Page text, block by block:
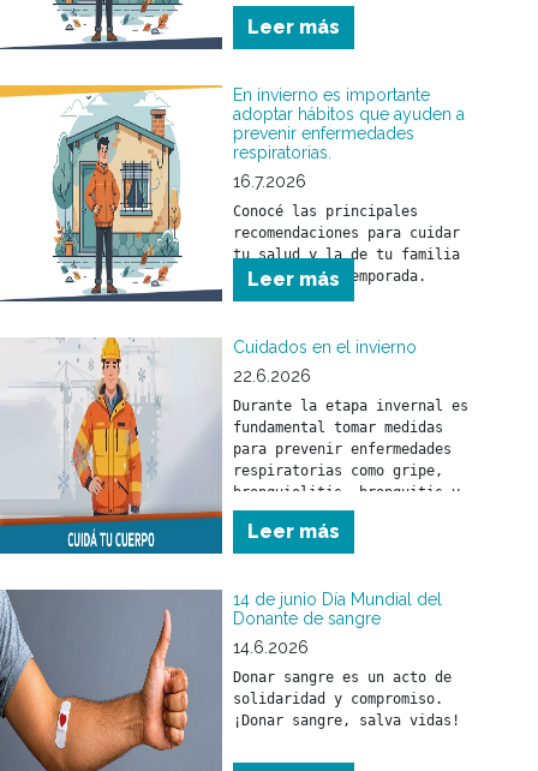
Conocé las principales
recomendaciones para cuidar
tu salud y la de tu familia
Leer más
En invierno es importante
adoptar hábitos que ayuden a
prevenir enfermedades
respiratorias.
16.7.2026
Conocé las principales
recomendaciones para cuidar
tu salud y la de tu familia
Leer más
Cuidados en el invierno
22.6.2026
Durante la etapa invernal es
fundamental tomar medidas
para prevenir enfermedades
respiratorias como gripe,
bronquiolitis, bronquitis y
neumonía. Estas pueden
afectar a toda la población
pero, fundamentalmente, a los
Leer más
14 de junio Día Mundial del
Donante de sangre
14.6.2026
Donar sangre es un acto de
solidaridad y compromiso.
¡Donar sangre, salva vidas!